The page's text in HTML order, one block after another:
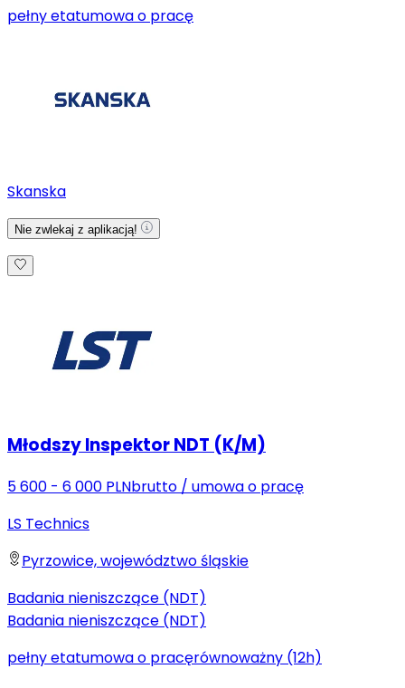
pełny etatumowa o pracę
Skanska
Nie zwlekaj z aplikacją!
Młodszy Inspektor NDT (K/M)
5 600 - 6 000 PLNbrutto / umowa o pracę
LS Technics
Pyrzowice, województwo śląskie
Badania nieniszczące (NDT)
Badania nieniszczące (NDT)
pełny etatumowa o pracęrównoważny (12h)